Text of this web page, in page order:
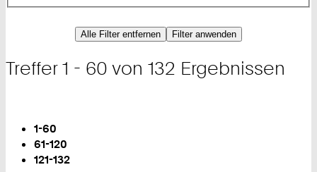
Alle Filter entfernen Filter anwenden
Treffer 1 - 60 von 132 Ergebnissen
Sie
sind
auf
1-60
61-120
121-132